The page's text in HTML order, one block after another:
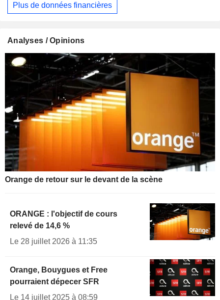
Plus de données financières
Analyses / Opinions
Orange de retour sur le devant de la scène
ORANGE : l'objectif de cours
relevé de 14,6 %
Le 28 juillet 2026 à 11:35
Orange, Bouygues et Free
pourraient dépecer SFR
Le 14 juillet 2025 à 08:59